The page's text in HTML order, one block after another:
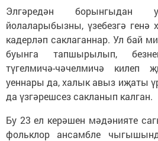
Элгәредән
йолаларыбызны, үзебезгә генә
кадерләп саклаганнар. Ул бай
буынга тапшырылып,
түгелмичә-чәчелмичә килеп
уеннары да, халык авыз иҗаты
да үзгәрешсез сакланып калган.
Бу 23 ел керәшен мәдәнияте
фольклор ансамбле